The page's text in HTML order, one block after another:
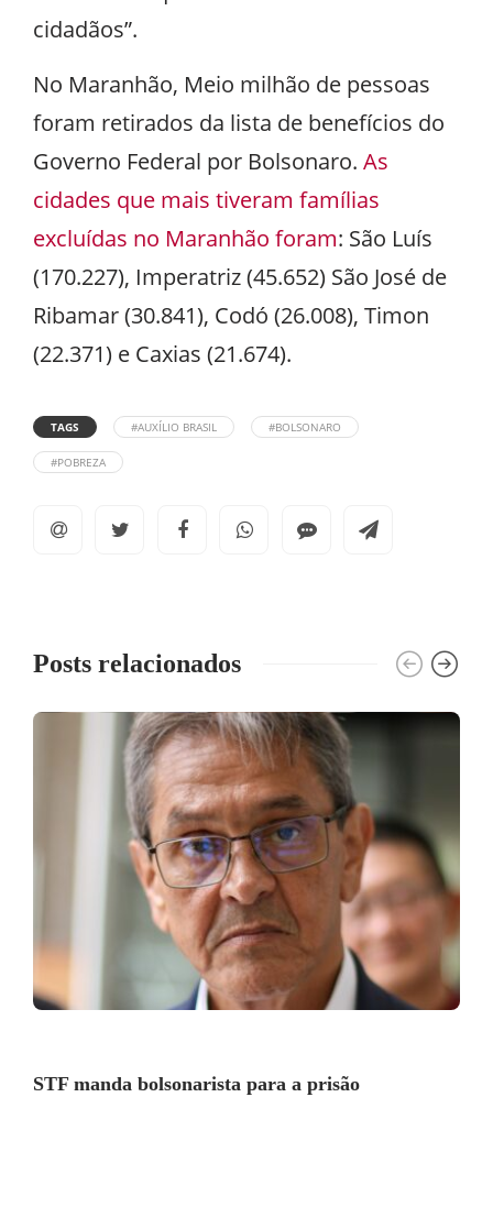
cidadãos”.
No Maranhão, Meio milhão de pessoas
foram retirados da lista de benefícios do
Governo Federal por Bolsonaro. As
cidades que mais tiveram famílias
excluídas no Maranhão foram: São Luís
(170.227), Imperatriz (45.652) São José de
Ribamar (30.841), Codó (26.008), Timon
(22.371) e Caxias (21.674).
TAGS #AUXÍLIO BRASIL #BOLSONARO
#POBREZA
Posts relacionados
STF manda bolsonarista para a prisão